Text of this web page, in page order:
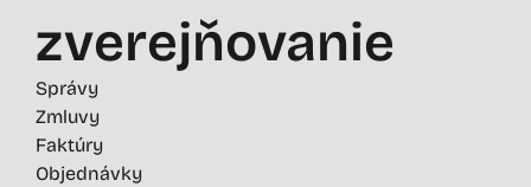
zverejňovanie
Správy
Zmluvy
Faktúry
Objednávky